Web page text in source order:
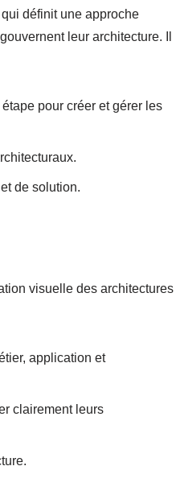
définit une approche
leur architecture. Il
pour créer et gérer les
de solution.
visuelle des architectures
application et
clairement leurs